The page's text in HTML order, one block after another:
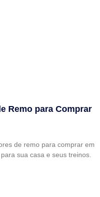
Remo para Comprar
de remo para comprar em
sua casa e seus treinos.